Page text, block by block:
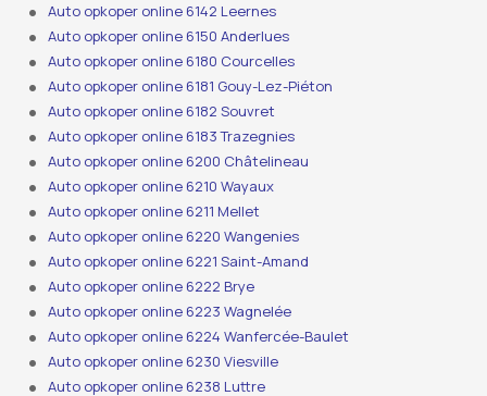
Auto opkoper online 6142 Leernes
Auto opkoper online 6150 Anderlues
Auto opkoper online 6180 Courcelles
Auto opkoper online 6181 Gouy-Lez-Piéton
Auto opkoper online 6182 Souvret
Auto opkoper online 6183 Trazegnies
Auto opkoper online 6200 Châtelineau
Auto opkoper online 6210 Wayaux
Auto opkoper online 6211 Mellet
Auto opkoper online 6220 Wangenies
Auto opkoper online 6221 Saint-Amand
Auto opkoper online 6222 Brye
Auto opkoper online 6223 Wagnelée
Auto opkoper online 6224 Wanfercée-Baulet
Auto opkoper online 6230 Viesville
Auto opkoper online 6238 Luttre